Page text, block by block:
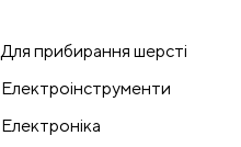
Для прибирання шерсті
Електроінструменти
Електроніка